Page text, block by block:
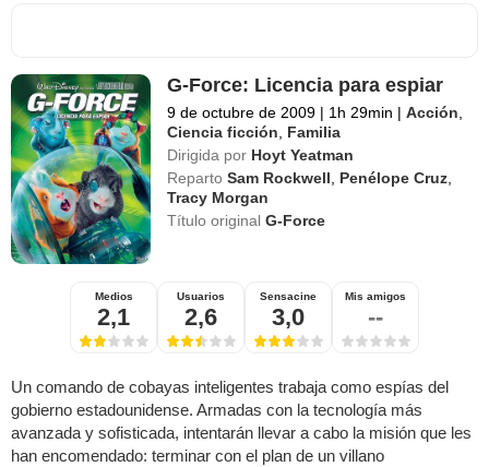
G-Force: Licencia para espiar
9 de octubre de 2009 | 1h 29min | Acción
Ciencia ficción
Familia
Dirigida por Hoyt Yeatman
Reparto Sam Rockwell Penélope Cruz
Tracy Morgan
Título originalG-Force
Medios
2,1
Usuarios
2,6
Sensacine
3,0
Mis amigos
--
Un comando de cobayas inteligentes trabaja como espías del
gobierno estadounidense. Armadas con la tecnología más
avanzada y sofisticada, intentarán llevar a cabo la misión que les
han encomendado: terminar con el plan de un villano